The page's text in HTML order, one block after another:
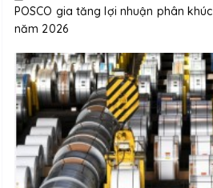
POSCO gia tăng lợi nhuận phân
năm 2026